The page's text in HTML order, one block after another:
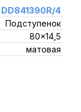
DD841390R/4
Подступенок
80x14,5
матовая